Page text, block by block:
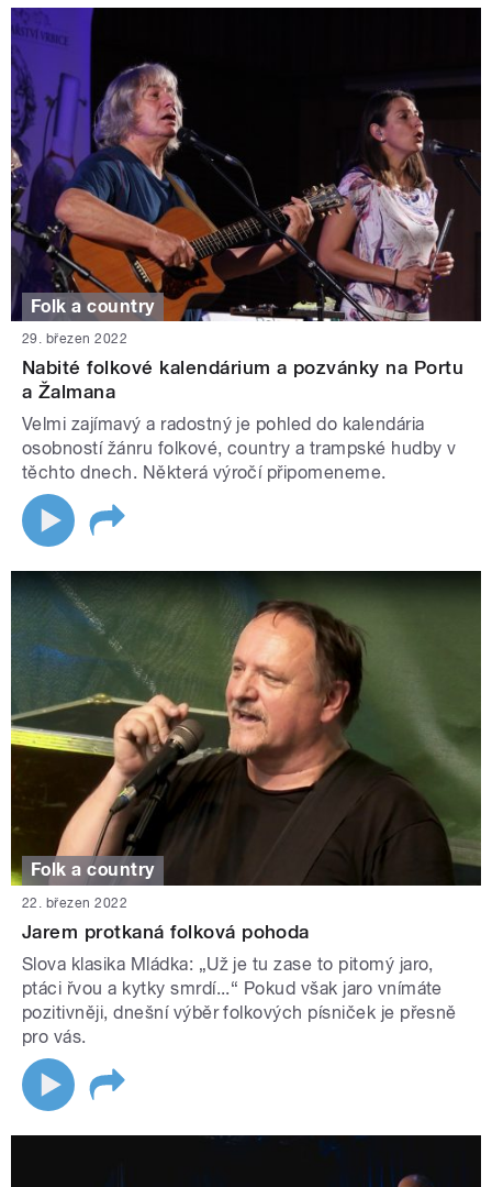
Folk a country
29. březen 2022
Nabité folkové kalendárium a pozvánky na Portu
a Žalmana
Velmi zajímavý a radostný je pohled do kalendária
osobností žánru folkové, country a trampské hudby v
těchto dnech. Některá výročí připomeneme.
Folk a country
22. březen 2022
Jarem protkaná folková pohoda
Slova klasika Mládka: „Už je tu zase to pitomý jaro,
ptáci řvou a kytky smrdí...“ Pokud však jaro vnímáte
pozitivněji, dnešní výběr folkových písniček je přesně
pro vás.